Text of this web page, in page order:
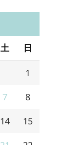
土 日
1
7 8
14 15